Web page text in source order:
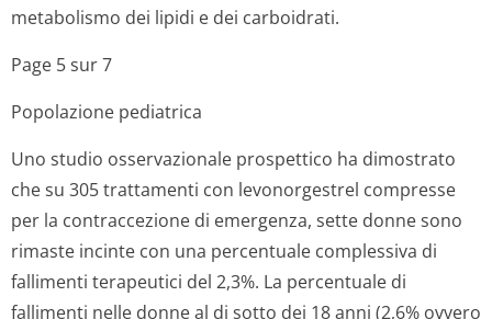
metabolismo dei lipidi e dei carboidrati.
Page 5 sur 7
Popolazione pediatrica
Uno studio osservazionale prospettico ha dimostrato
che su 305 trattamenti con levonorgestrel compresse
per la contraccezione di emergenza, sette donne sono
rimaste incinte con una percentuale complessiva di
fallimenti terapeutici del 2,3%. La percentuale di
fallimenti nelle donne al di sotto dei 18 anni (2,6% ovvero